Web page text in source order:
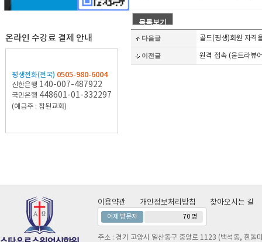
온라인 수강료 결제 안내
평생전화(전국) 0505-980-6004
신한은행 140-007-487922
국민은행 448601-01-332297
(예금주 : 참된교회)
다음글 골드(평생)회원 자격
이전글 원격 접속 (울트라뷰
이용약관 개인정보처리방침 찾아오시는 길
어제 방문자 70 명
주소 : 경기 고양시 일산동구 중앙로 1123 (백석동, 흰돌